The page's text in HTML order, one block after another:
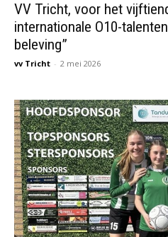
VV Tricht, voor het
internationale O10-
beleving”
vv Tricht - 2 mei 2026